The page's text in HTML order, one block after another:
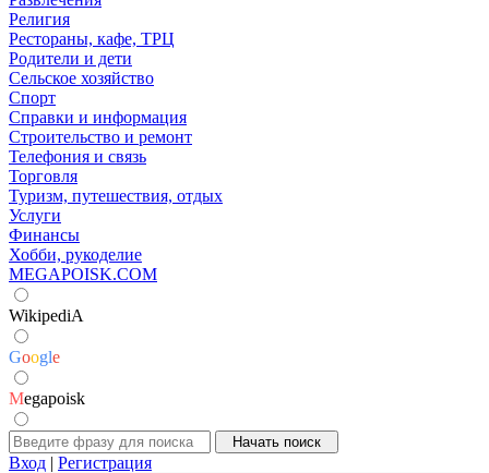
Религия
Рестораны, кафе, ТРЦ
Родители и дети
Сельское хозяйство
Спорт
Справки и информация
Строительство и ремонт
Телефония и связь
Торговля
Туризм, путешествия, отдых
Услуги
Финансы
Хобби, рукоделие
MEGAPOISK.COM
WikipediA
Google
Megapoisk
Вход | Регистрация